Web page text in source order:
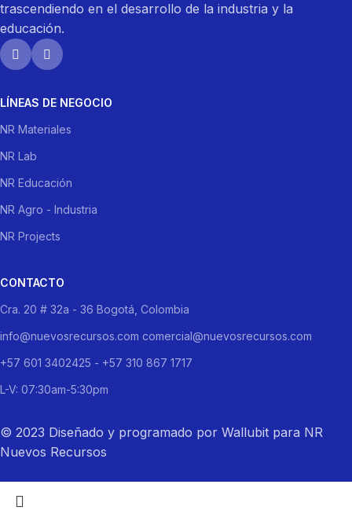
trascendiendo en el desarrollo de la industria y la
educación.
LÍNEAS DE NEGOCIO
NR Materiales
NR Lab
NR Educación
NR Agro - Industria
NR Projects
CONTACTO
Cra. 20 # 32a - 36 Bogotá, Colombia
info@nuevosrecursos.com comercial@nuevosrecursos.com
+57 601 3402425 - +57 310 867 1717
L-V: 07:30am-5:30pm
© 2023 Diseñado y programado por Wallubit para NR
Nuevos Recursos